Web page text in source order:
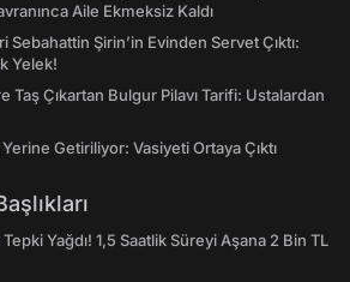
Aile Ekmeksiz Kaldı
Sebahattin Şirin’in Evinden Servet Çıktı:
Yelek!
Çıkartan Bulgur Pilavı Tarifi: Ustalardan
Getiriliyor: Vasiyeti Ortaya Çıktı
Yağdı! 1,5 Saatlik Süreyi Aşana 2 Bin TL